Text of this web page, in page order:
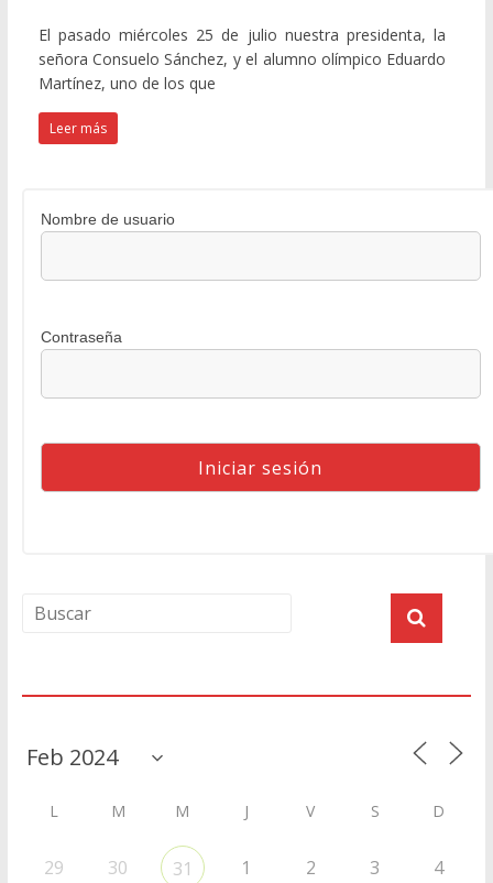
El pasado miércoles 25 de julio nuestra presidenta, la
señora Consuelo Sánchez, y el alumno olímpico Eduardo
Martínez, uno de los que
Leer más
Nombre de usuario
Contraseña
L M M J V S D
29 30 31 1 2 3 4